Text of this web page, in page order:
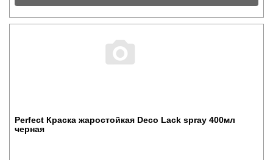
Perfect Краска жаростойкая Deco Lack spray 400мл
черная